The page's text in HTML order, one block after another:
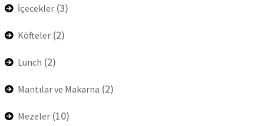
İçecekler (3)
Köfteler (2)
Lunch (2)
Mantılar ve Makarna (2)
Mezeler (10)